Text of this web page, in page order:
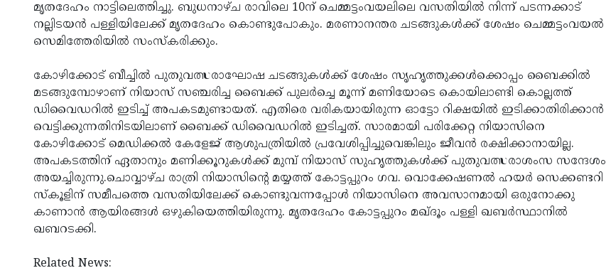
മൃതദേഹം നാട്ടിലെത്തിച്ചു. ബുധനാഴ്ച രാവിലെ 10ന് ചെമ്മട്ടംവയലിലെ വസതിയില്‍ നിന്ന് പടന്നക്കാട്
നല്ലിടയന്‍ പള്ളിയിലേക്ക് മൃതദേഹം കൊണ്ടുപോകും. മരണാനന്തര ചടങ്ങുകള്‍ക്ക് ശേഷം ചെമ്മട്ടംവയല്‍
സെമിത്തേരിയില്‍ സംസ്‌കരിക്കും.
കോഴിക്കോട് ബീച്ചില്‍ പുതുവത്സരാഘോഷ ചടങ്ങുകള്‍ക്ക് ശേഷം സൃഹൃത്തുക്കള്‍ക്കൊപ്പം ബൈക്കില്‍
മടങ്ങുമ്പോഴാണ് നിയാസ് സഞ്ചരിച്ച ബൈക്ക് പുലര്‍ച്ചെ മൂന്ന് മണിയോടെ കൊയിലാണ്ടി കൊല്ലത്ത്
ഡിവൈഡറില്‍ ഇടിച്ച് അപകടമുണ്ടായത്. എതിരെ വരികയായിരുന്ന ഓട്ടോ റിക്ഷയില്‍ ഇടിക്കാതിരിക്കാന്‍
വെട്ടിക്കുന്നതിനിടയിലാണ് ബൈക്ക് ഡിവൈഡറില്‍ ഇടിച്ചത്. സാരമായി പരിക്കേറ്റ നിയാസിനെ
കോഴിക്കോട് മെഡിക്കല്‍ കേളേജ് ആശുപത്രിയില്‍ പ്രവേശിപ്പിച്ചുവെങ്കിലും ജീവന്‍ രക്ഷിക്കാനായില്ല.
അപകടത്തിന് ഏതാനും മണിക്കൂറുകള്‍ക്ക് മുമ്പ് നിയാസ് സുഹൃത്തുകള്‍ക്ക് പുതുവത്സരാശംസ സന്ദേശം
അയച്ചിരുന്നു.ചൊവ്വാഴ്ച രാത്രി നിയാസിന്റെ മയ്യത്ത് കോട്ടപ്പുറം ഗവ. വൊക്കേഷണല്‍ ഹയര്‍ സെക്കണ്ടറി
സ്‌കൂളിന് സമീപത്തെ വസതിയിലേക്ക് കൊണ്ടുവന്നപ്പോള്‍ നിയാസിനെ അവസാനമായി ഒരുനോക്കു
കാണാന്‍ ആയിരങ്ങള്‍ ഒഴുകിയെത്തിയിരുന്നു. മൃതദേഹം കോട്ടപ്പുറം മഖ്ദൂം പള്ളി ഖബര്‍സ്ഥാനില്‍
ഖബറടക്കി.
Related News: